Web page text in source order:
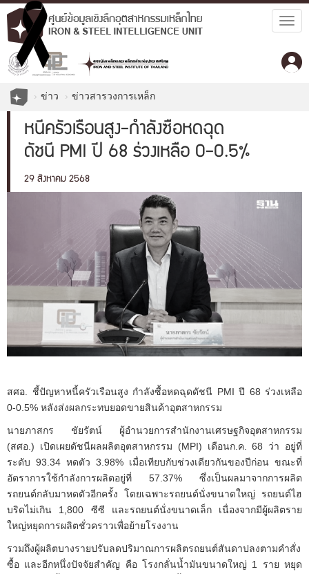
ข่าว ข่าวสารวงการเหล็ก
หนี้ครัวเรือนสูง-กำลังซื้อหดฉุด
ดัชนี PMI ปี 68 ร่วงเหลือ 0-0.5%
29 สิงหาคม 2568
สศอ. ชี้ปัญหาหนี้ครัวเรือนสูง กำลังซื้อหดฉุดดัชนี PMI ปี 68 ร่วงเหลือ
0-0.5% หลังส่งผลกระทบยอดขายสินค้าอุตสาหกรรม
นายภาสกร ชัยรัตน์ ผู้อำนวยการสำนักงานเศรษฐกิจอุตสาหกรรม
(สศอ.) เปิดเผยดัชนีผลผลิตอุตสาหกรรม (MPI) เดือนก.ค. 68 ว่า อยู่ที่
ระดับ 93.34 หดตัว 3.98% เมื่อเทียบกับช่วงเดียวกันของปีก่อน ขณะที่
อัตราการใช้กำลังการผลิตอยู่ที่ 57.37% ซึ่งเป็นผลมาจากการผลิต
รถยนต์กลับมาหดตัวอีกครั้ง โดยเฉพาะรถยนต์นั่งขนาดใหญ่ รถยนต์ไฮ
บริดไม่เกิน 1,800 ซีซี และรถยนต์นั่งขนาดเล็ก เนื่องจากมีผู้ผลิตราย
ใหญ่หยุดการผลิตชั่วคราวเพื่อย้ายโรงงาน
รวมถึงผู้ผลิตบางรายปรับลดปริมาณการผลิตรถยนต์สันดาปลงตามคำสั่ง
ซื้อ และอีกหนึ่งปัจจัยสำคัญ คือ โรงกลั่นน้ำมันขนาดใหญ่ 1 ราย หยุด